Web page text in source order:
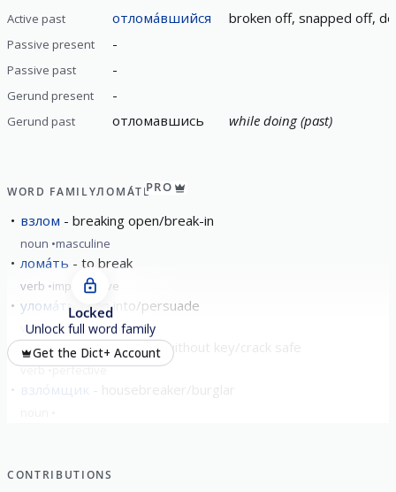
Active past отлома́вшийся broken off, snapped off,
Passive present -
Passive past -
Gerund present -
Gerund past отломавшись while doing (past)
WORD FAMILYЛОМА́ТЬPRO
взлом breaking open/break-in
noun masculine
лома́ть to break
verb imperfective
улома́ть con into/persuade
verb perfective
взлома́ть to break in without key/crack safe
verb perfective
взло́мщик
Locked
Unlock full word family
Get the Dict+ Account
CONTRIBUTIONS